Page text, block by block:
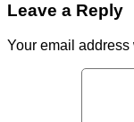
Leave a Reply
Your email